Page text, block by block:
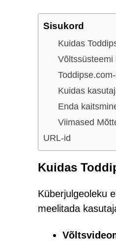
Sisukord
Kuidas
Võltssüsteemi
Kuidas
Enda
Viimased
URL-id
Kuidas
Küberjulgeoleku
meelitada